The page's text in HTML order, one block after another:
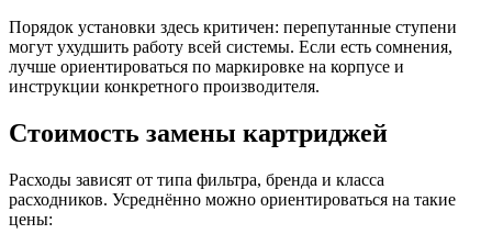
Порядок установки здесь критичен: перепутанные ступени
могут ухудшить работу всей системы. Если есть сомнения,
лучше ориентироваться по маркировке на корпусе и
инструкции конкретного производителя.
Стоимость замены картриджей
Расходы зависят от типа фильтра, бренда и класса
расходников. Усреднённо можно ориентироваться на такие
цены: